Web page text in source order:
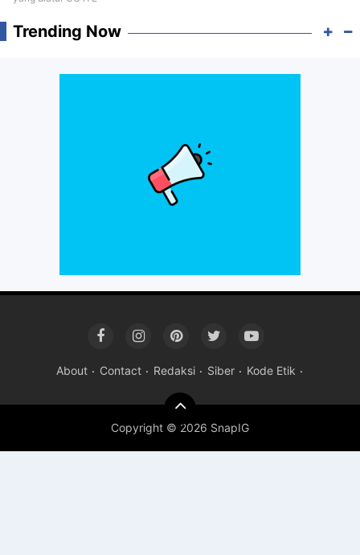
Trending Now
About Contact Redaksi Siber Kode Etik
Copyright © 2026 SnapIG